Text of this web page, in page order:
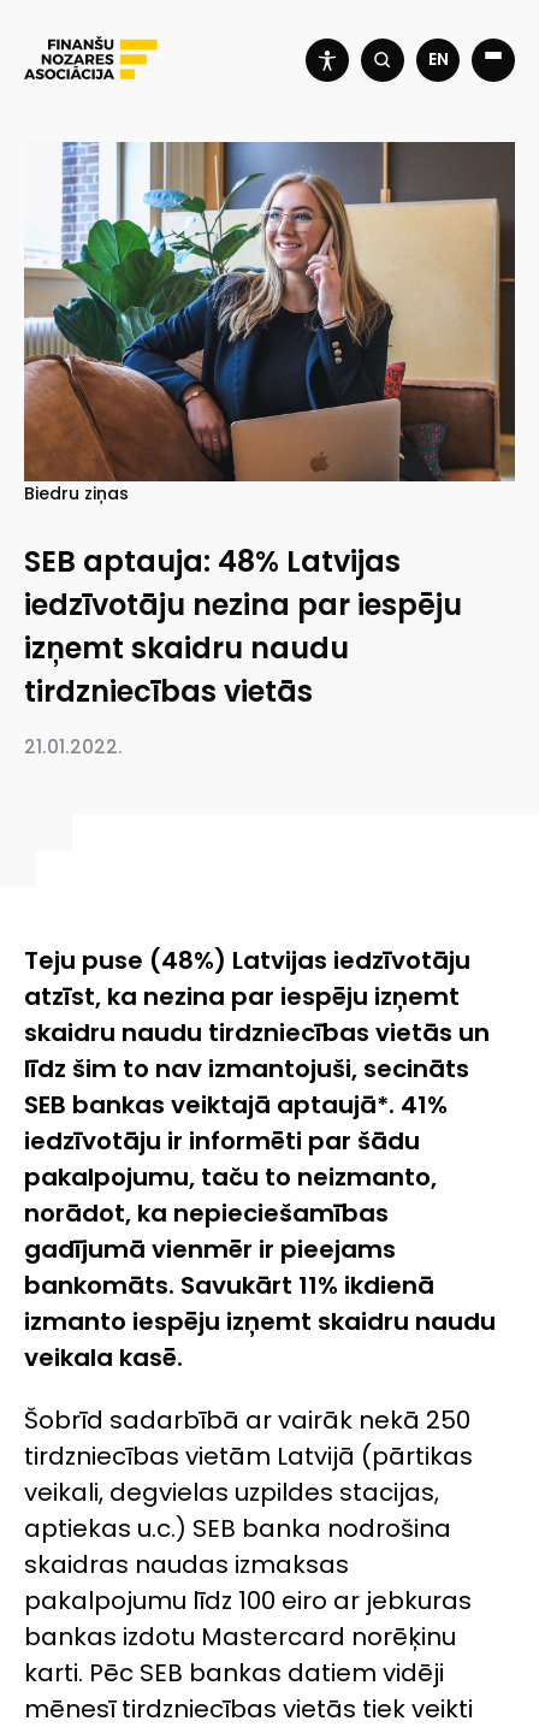
EN
Biedru ziņas
SEB aptauja: 48% Latvijas
iedzīvotāju nezina par iespēju
izņemt skaidru naudu
tirdzniecības vietās
21.01.2022.
Teju puse (48%) Latvijas iedzīvotāju
atzīst, ka nezina par iespēju izņemt
skaidru naudu tirdzniecības vietās un
līdz šim to nav izmantojuši, secināts
SEB bankas veiktajā aptaujā*. 41%
iedzīvotāju ir informēti par šādu
pakalpojumu, taču to neizmanto,
norādot, ka nepieciešamības
gadījumā vienmēr ir pieejams
bankomāts. Savukārt 11% ikdienā
izmanto iespēju izņemt skaidru naudu
veikala kasē.
Šobrīd sadarbībā ar vairāk nekā 250
tirdzniecības vietām Latvijā (pārtikas
veikali, degvielas uzpildes stacijas,
aptiekas u.c.) SEB banka nodrošina
skaidras naudas izmaksas
pakalpojumu līdz 100 eiro ar jebkuras
bankas izdotu Mastercard norēķinu
karti. Pēc SEB bankas datiem vidēji
mēnesī tirdzniecības vietās tiek veikti